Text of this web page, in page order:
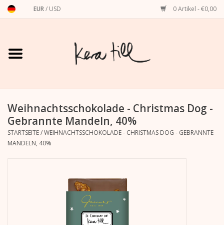
EUR/ USD 0 Artikel - €0,00
Startseite
Art Prints
Stationery
Weihnachtsschokolade - Christmas Dog -
Gebrannte Mandeln, 40%
STARTSEITE/WEIHNACHTSSCHOKOLADE - CHRISTMAS DOG - GEBRANNTE
MANDELN, 40%